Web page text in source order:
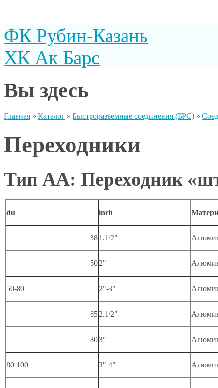
ФК Рубин-Казань
ХК Ак Барс
Вы здесь
Главная » Каталог » Быстроразъемные соединения (БРС) »
Переходники
Тип AA: Переходник
du inch
381.1/2"
502"
50-80 2"-3"
652.1/2"
803"
80-100 3"-4"